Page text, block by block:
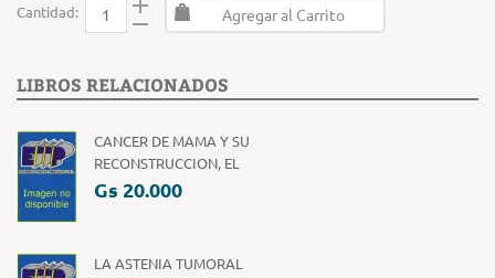
Cantidad: Agregar al Carrito
LIBROS RELACIONADOS
CANCER DE MAMA Y SU
RECONSTRUCCION, EL
Gs 20.000
LA ASTENIA TUMORAL